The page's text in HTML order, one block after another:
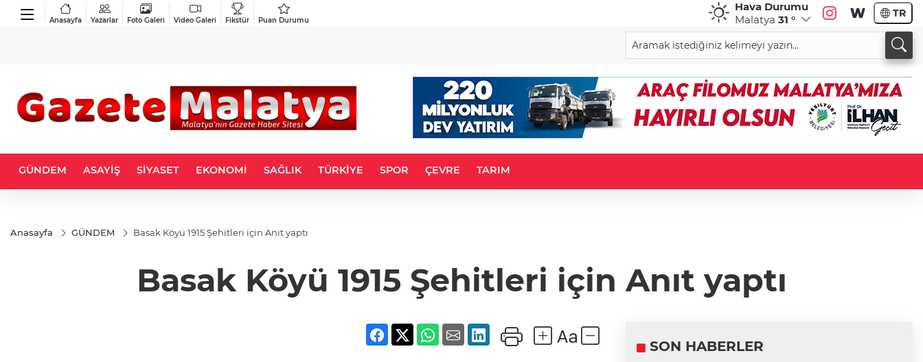
Anasayfa Yazarlar Foto Galeri Video Galeri Fikstür Puan Durumu
Hava Durumu
Malatya 31 ° TR
GÜNDEM ASAYİŞ SİYASET EKONOMİ SAĞLIK TÜRKİYE SPOR ÇEVRE TARIM
Anasayfa GÜNDEM Basak Köyü 1915 Şehitleri için Anıt yaptı
Basak Köyü 1915 Şehitleri için Anıt yaptı
SON HABERLER